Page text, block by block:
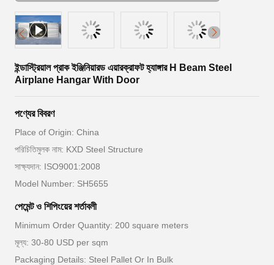
ইন্ডাস্ট্রিয়াল প্রাক ইঞ্জিনিয়ারড এয়ারক্রাফট হ্যাঙ্গার H Beam Steel
Airplane Hangar With Door
পণ্যের বিবরণ
Place of Origin: China
পরিচিতিমুলক নাম: KXD Steel Structure
সাক্ষ্যদান: ISO9001:2008
Model Number: SH5655
পেমেন্ট ও শিপিংয়ের শর্তাবলী
Minimum Order Quantity: 200 square meters
মূল্য: 30-80 USD per sqm
Packaging Details: Steel Pallet Or In Bulk